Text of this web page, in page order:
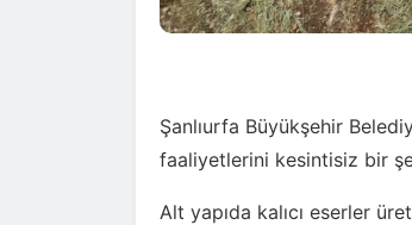
Şanlıurfa Büyükşehir
faaliyetlerini kesintisiz bir
Alt yapıda kalıcı eserler